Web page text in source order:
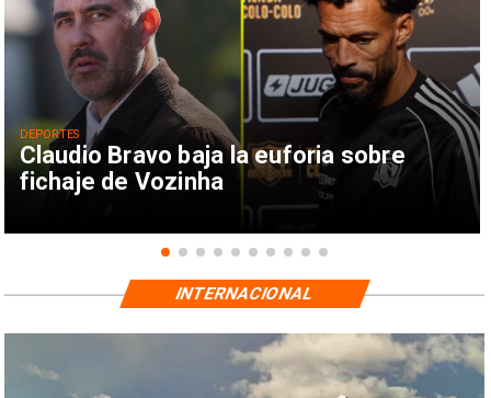
Claudio Bravo baja la euforia sobre
fichaje de Vozinha
DEPORTES
INTERNACIONAL